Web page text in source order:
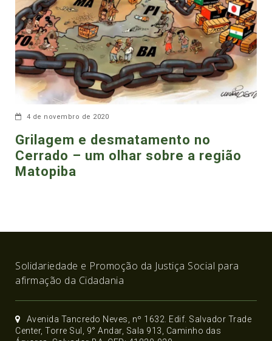
4 de novembro de 2020
Grilagem e desmatamento no
Cerrado – um olhar sobre a região
Matopiba
Solidariedade e Promoção da Justiça Social para
afirmação da Cidadania
Avenida Tancredo Neves, nº 1632. Edif. Salvador Trade
Center, Torre Sul, 9° Andar, Sala 913, Caminho das